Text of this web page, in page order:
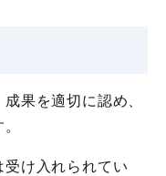
果を適切に認め、
け入れられてい